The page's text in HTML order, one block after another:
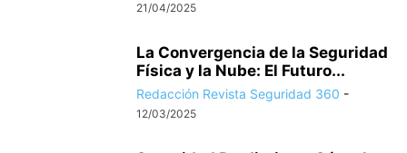
21/04/2025
La Convergencia de la Seguridad
Física y la Nube: El Futuro...
Redacción Revista Seguridad 360 -
12/03/2025